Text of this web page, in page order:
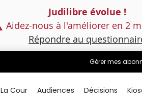
Judilibre évolue !
Aidez-nous à l'améliorer en 2
Répondre au
Gérer mes
La Cour Audiences Décisions